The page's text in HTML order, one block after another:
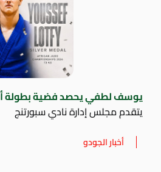
يوسف لطفي يحصد فضية بطولة
يتقدم مجلس إدارة نادي سبورتنج
أخبار الجودو